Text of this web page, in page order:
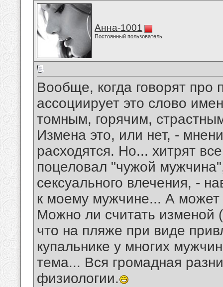
Анна-1001
Постоянный пользователь
Вообще, когда говорят
ассоциирует это слово
томным, горячим,
Измена это, или нет, -
расходятся. Но... хитрят
поцеловал "чужой
сексуального влечения, -
к моему мужчине... А
Можно ли считать изменой
что на пляже при виде
купальнике у многих
тема... Вся громадная
физиологии.